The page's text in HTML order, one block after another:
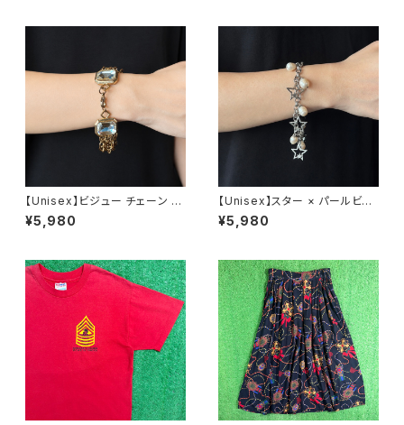
【Unisex】ビジュー チェーン ブ
レスレット / 古着 アクセサリー
N0737
¥5,980
【Unisex】スター × パールビー
ズ チャーム チェーン ブレスレッ
ト / 古着 アクセサリー N1109
¥5,980